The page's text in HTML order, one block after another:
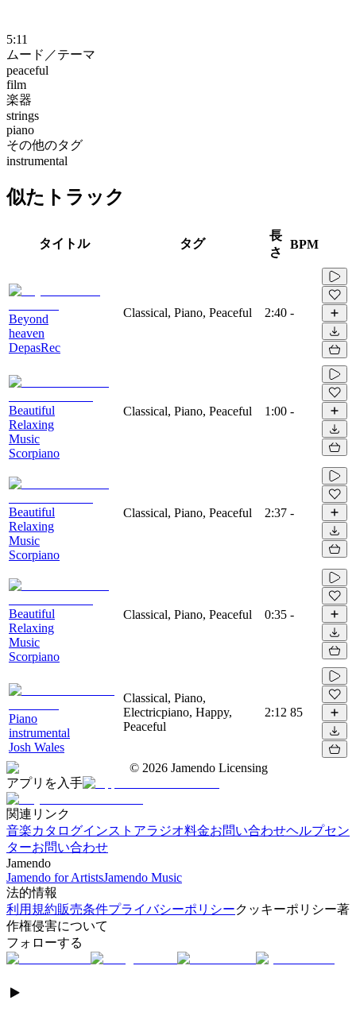
5:11
ムード／テーマ
peaceful
film
楽器
strings
piano
その他のタグ
instrumental
似たトラック
タイトル タグ
長
さ
BPM
Beyond
heaven
DepasRec
Classical, Piano, Peaceful 2:40 -
Beautiful
Relaxing
Music
Scorpiano
Classical, Piano, Peaceful 1:00 -
Beautiful
Relaxing
Music
Scorpiano
Classical, Piano, Peaceful 2:37 -
Beautiful
Relaxing
Music
Scorpiano
Classical, Piano, Peaceful 0:35 -
Piano
instrumental
Josh Wales
Classical, Piano,
Electricpiano, Happy,
Peaceful
2:12 85
© 2026 Jamendo Licensing
アプリを入手
関連リンク
音楽カタログインストアラジオ料金お問い合わせヘルプセン
ターお問い合わせ
Jamendo
Jamendo for ArtistsJamendo Music
法的情報
利用規約販売条件プライバシーポリシークッキーポリシー著
作権侵害について
フォローする